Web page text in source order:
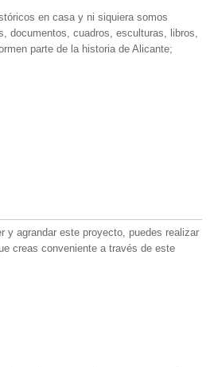
en casa y ni siquiera somos
documentos, cuadros, esculturas, libros,
parte de la historia de Alicante;
y agrandar este proyecto, puedes realizar
creas conveniente a través de este